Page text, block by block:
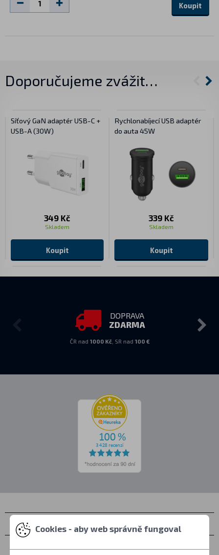
Koupit
Doporučujeme zvážit…
Síťový GaN adaptér USB-C +
USB-A (30W)
349 Kč
Skladem
Koupit
Rychlonabíjecí USB adaptér
do auta 45W
339 Kč
Skladem
Koupit
DOPRAVA
ZDARMA
ČR nad 1000 Kč, SR nad 100 €
Kontakty
Osobní vyzvednutí
Cookies - aby web správně fungoval